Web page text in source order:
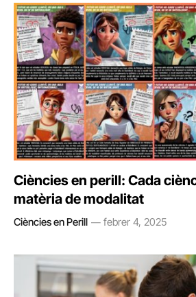
Ciències en perill: Cada
matèria de modalitat
Ciències en Perill febrer 4, 2025